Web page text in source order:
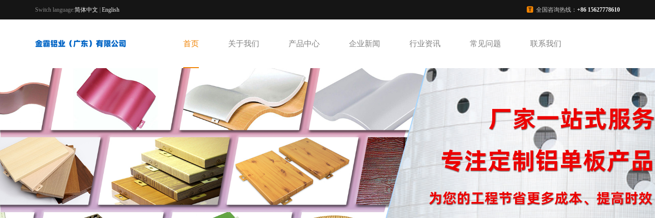
Switch language:简体中文 English 全国咨询热线： +86 15627778610
首页 关于我们 产品中心 企业新闻 行业资讯 常见问题 联系我们